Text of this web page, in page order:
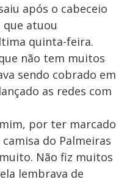
após o cabeceio
que atuou
quinta-feira.
não tem muitos
sendo cobrado em
as redes com
por ter marcado
do Palmeiras
Não fiz muitos
lembrava de